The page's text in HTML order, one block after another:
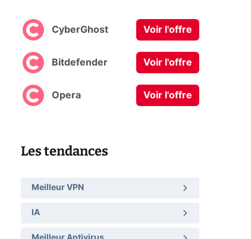
CyberGhost Voir l'offre
Bitdefender Voir l'offre
Opera Voir l'offre
Les tendances
Meilleur VPN
IA